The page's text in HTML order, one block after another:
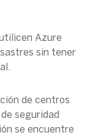
Azure
sin tener
de centros
seguridad
se encuentre